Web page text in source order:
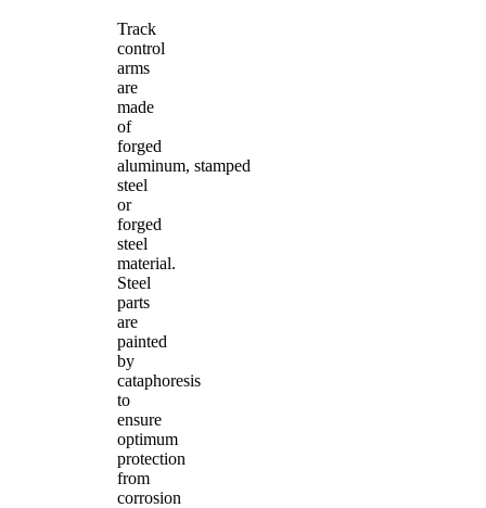
Track
control
arms
are
made
of
forged
aluminum, stamped
steel
or
forged
steel
material.
Steel
parts
are
painted
by
cataphoresis
to
ensure
optimum
protection
from
corrosion